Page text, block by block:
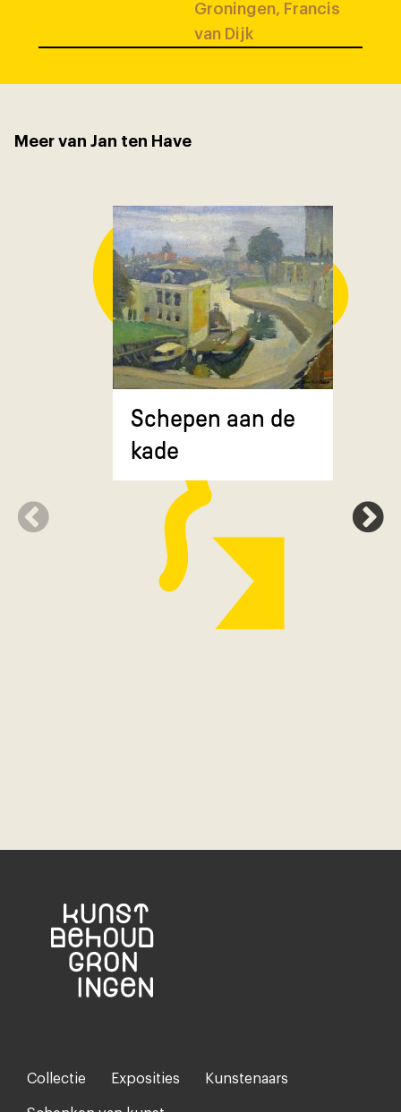
Groningen, Francis
van Dijk
Meer van Jan ten Have
Schepen aan de
kade
Footer-
menu
Collectie Exposities Kunstenaars